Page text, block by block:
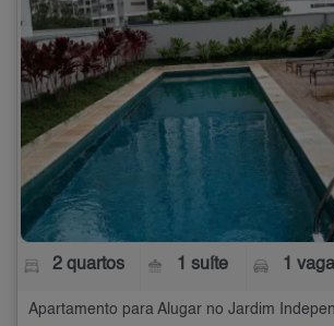
2 quartos 1 suíte 1 vaga